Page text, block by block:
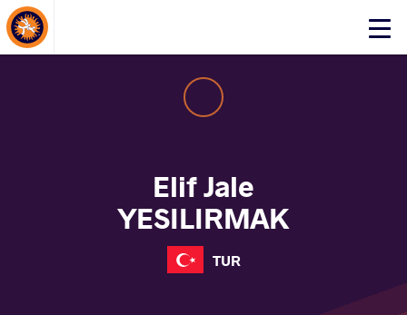
Click
About Events
Elif Jale
YESILIRMAK
TUR